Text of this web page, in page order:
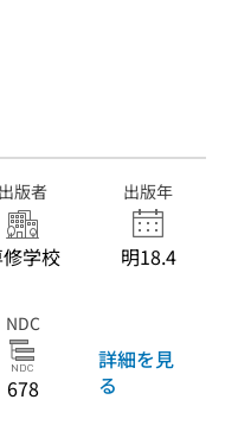
出版者
学校
出版年
明18.4
NDC
678
詳細を見
る